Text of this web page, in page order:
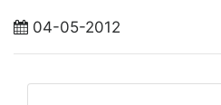
04-05-2012